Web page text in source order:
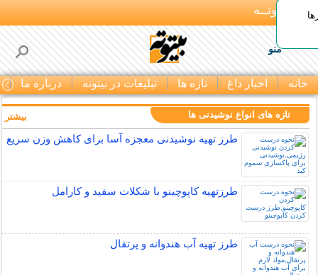
بـیتوتــه
منو
خانه اخبار داغ تازه ها تبلیغات در بیتوته درباره ما
تازه های انواع نوشیدنی ها
طرز تهیه نوشیدنی معجزه آسا برای کاهش وزن سریع
طرزتهیه کاپوچینو با شکلات سفید و کارامل
طرز تهیه آب هندوانه و پرتقال
بیشتر